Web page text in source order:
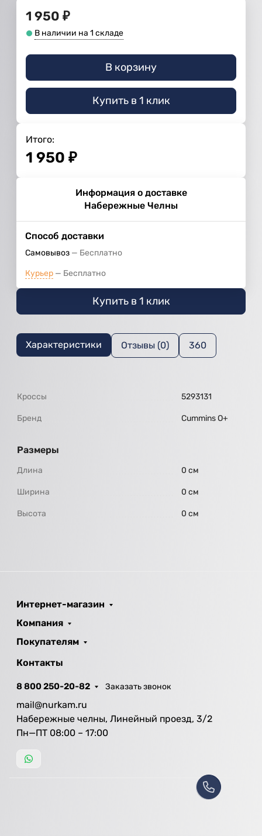
1 950 ₽
В наличии на 1 складе
В корзину
Купить в 1 клик
Итого:
1 950 ₽
Информация о доставке
Набережные Челны
Способ доставки
Самовывоз Бесплатно
Курьер Бесплатно
Купить в 1 клик
Характеристики Отзывы (0) 360
Кроссы 5293131
Бренд Cummins O+
Размеры
Длина 0 см
Ширина 0 см
Высота 0 см
Интернет-магазин
Компания
Покупателям
Контакты
8 800 250-20-82 Заказать звонок
mail@nurkam.ru
Набережные челны, Линейный проезд, 3/2
Пн—ПТ 08:00 – 17:00